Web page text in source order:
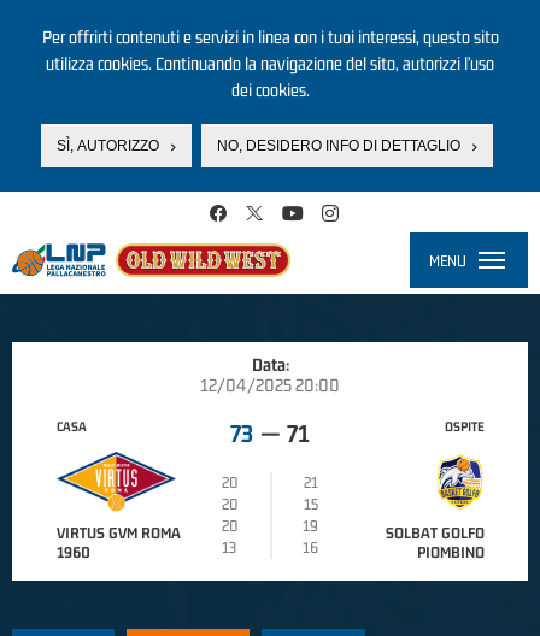
Per offrirti contenuti e servizi in linea con i tuoi interessi, questo sito
utilizza cookies. Continuando la navigazione del sito, autorizzi l’uso
dei cookies.
SÌ, AUTORIZZO NO, DESIDERO INFO DI DETTAGLIO
MENU
Data:
12/04/2025 20:00
CASA
VIRTUS GVM ROMA
1960
73 — 71
20
21
20
15
20
19
13
16
OSPITE
SOLBAT GOLFO
PIOMBINO